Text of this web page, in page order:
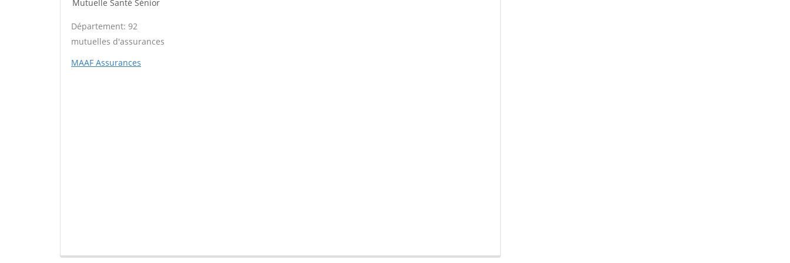
Mutuelle Santé Sénior
Département: 92
mutuelles d'assurances
MAAF Assurances